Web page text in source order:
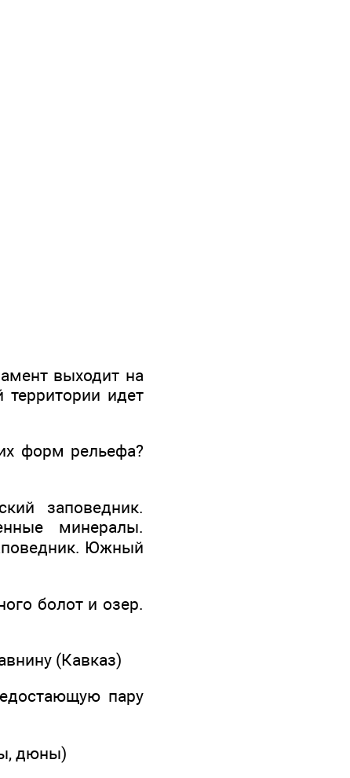
выходит на
идет
форм рельефа?
заповедник.
минералы.
Южный
болот и озер.
(Кавказ)
пару
дюны)